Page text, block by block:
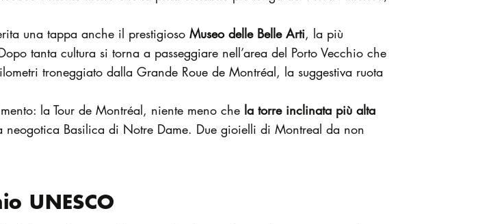
una tappa anche il prestigiosoMuseo delle Belle Arti, la più
tanta cultura si torna a passeggiare nell’area del Porto Vecchio che
troneggiato dalla Grande Roue de Montréal, la suggestiva ruota
la Tour de Montréal, niente meno chela torre inclinata più alta
Basilica di Notre Dame. Due gioielli di Montreal da non
UNESCO